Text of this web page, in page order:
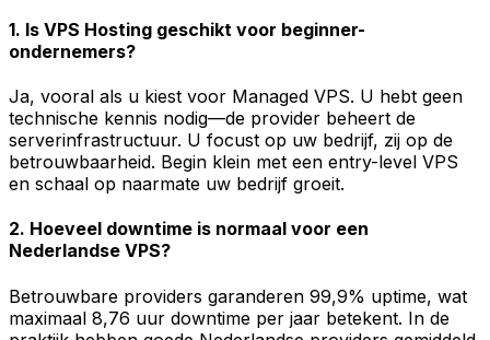
1. Is VPS Hosting geschikt voor beginner-
ondernemers?
Ja, vooral als u kiest voor Managed VPS. U hebt geen
technische kennis nodig—de provider beheert de
serverinfrastructuur. U focust op uw bedrijf, zij op de
betrouwbaarheid. Begin klein met een entry-level VPS
en schaal op naarmate uw bedrijf groeit.
2. Hoeveel downtime is normaal voor een
Nederlandse VPS?
Betrouwbare providers garanderen 99,9% uptime, wat
maximaal 8,76 uur downtime per jaar betekent. In de